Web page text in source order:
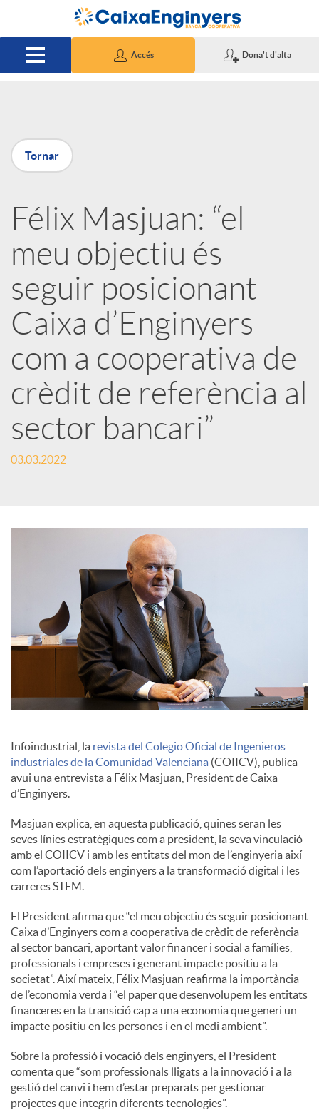
Salta al contingut principal
Accés Dona't d'alta
P
u
b
l
i
c
a
d
e
n
t
i
n
g
u
t
s
Tornar
Félix Masjuan: “el
meu objectiu és
seguir posicionant
Caixa d’Enginyers
com a cooperativa de
crèdit de referència al
sector bancari”
03.03.2022
Infoindustrial, la revista del Colegio Oficial de Ingenieros
industriales de la Comunidad Valenciana (COIICV), publica
avui una entrevista a Félix Masjuan, President de Caixa
d’Enginyers.
Masjuan explica, en aquesta publicació, quines seran les
seves línies estratègiques com a president, la seva vinculació
amb el COIICV i amb les entitats del mon de l’enginyeria així
com l’aportació dels enginyers a la transformació digital i les
carreres STEM.
El President afirma que “el meu objectiu és seguir posicionant
Caixa d’Enginyers com a cooperativa de crèdit de referència
al sector bancari, aportant valor financer i social a famílies,
professionals i empreses i generant impacte positiu a la
societat”. Així mateix, Félix Masjuan reafirma la importància
de l’economia verda i “el paper que desenvolupem les entitats
financeres en la transició cap a una economia que generi un
impacte positiu en les persones i en el medi ambient”.
Sobre la professió i vocació dels enginyers, el President
comenta que “som professionals lligats a la innovació i a la
gestió del canvi i hem d’estar preparats per gestionar
projectes que integrin diferents tecnologies”.